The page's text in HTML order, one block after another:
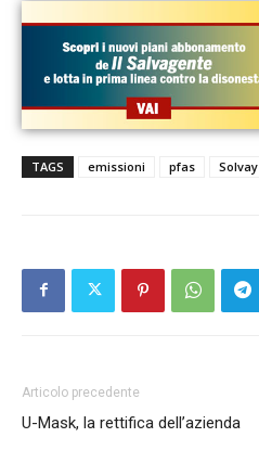
TAGS emissioni pfas Solvay
Articolo precedente
U-Mask, la rettifica dell’azienda